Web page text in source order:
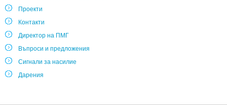
Проекти
Контакти
Директор на ПМГ
Въпроси и предложения
Сигнали за насилие
Дарения